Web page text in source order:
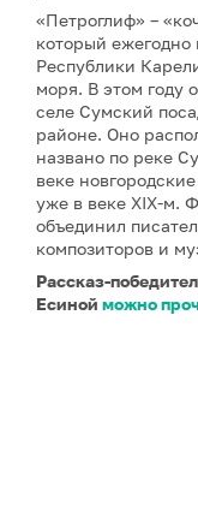
«Петроглиф» –
который ежегодно
Республики
моря. В этом году
селе Сумский
районе. Оно
названо по реке
веке
уже в веке XIX-м.
объединил
композиторов и
Рассказ-
Есиной можно